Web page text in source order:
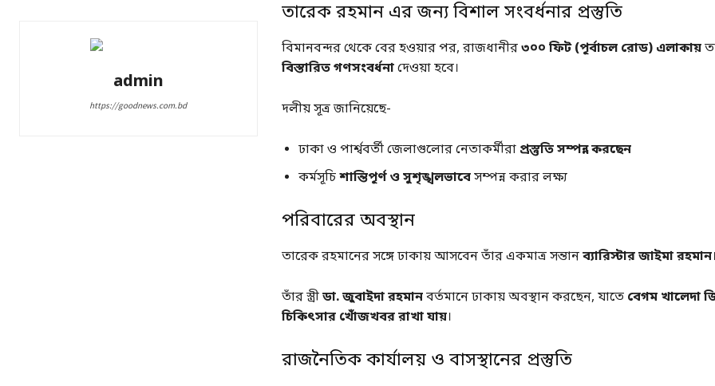
admin
https://goodnews.com.bd
তারেক রহমান এর জন্য বিশাল সংবর্ধনার প্রস্তুতি
বিমানবন্দর থেকে বের হওয়ার পর, রাজধানীর৩০০ ফিট (পূর্বাচল রোড) এলাকায়
বিস্তারিত গণসংবর্ধনাদেওয়া হবে।
দলীয় সূত্র জানিয়েছে-
ঢাকা ও পার্শ্ববর্তী জেলাগুলোর নেতাকর্মীরা প্রস্তুতি সম্পন্ন করছেন
কর্মসূচিশান্তিপূর্ণ ও সুশৃঙ্খলভাবেসম্পন্ন করার লক্ষ্য
পরিবারের অবস্থান
তারেক রহমানের সঙ্গে ঢাকায় আসবেন তাঁর একমাত্র সন্তানব্যারিস্টার জাইমা রহমান।
তাঁর স্ত্রীডা. জুবাইদা রহমানবর্তমানে ঢাকায় অবস্থান করছেন, যাতে বেগম খালেদা
চিকিৎসার খোঁজখবর রাখা যায়।
রাজনৈতিক কার্যালয় ও বাসস্থানের প্রস্তুতি